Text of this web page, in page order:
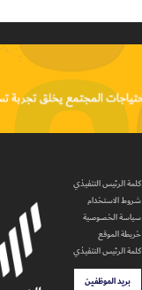
كلمة الرئيس التنفيذي
شروط الاستخدام
سياسة الخصوصية
خريطة الموقع
كلمة الرئيس التنفيذي
بريد الموظفين